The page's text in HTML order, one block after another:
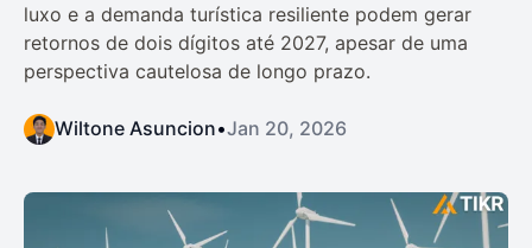
luxo e a demanda turística resiliente podem gerar
retornos de dois dígitos até 2027, apesar de uma
perspectiva cautelosa de longo prazo.
Wiltone Asuncion•Jan 20, 2026